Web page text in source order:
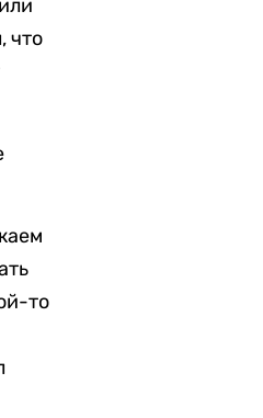
что
то